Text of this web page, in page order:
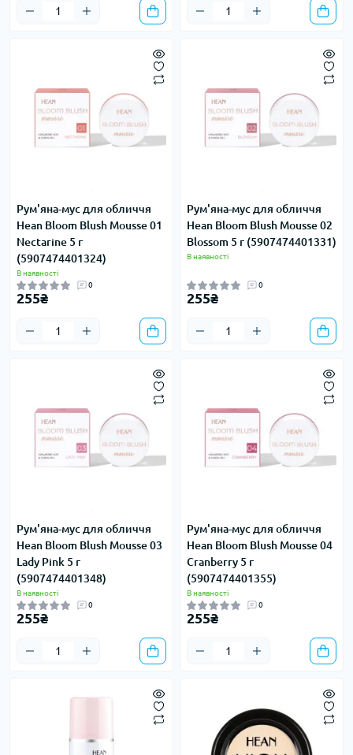
Рум'яна-мус для обличчя
Hean Bloom Blush Mousse 01
Nectarine 5 г
(5907474401324)
В наявності
0
255₴
Рум'яна-мус для обличчя
Hean Bloom Blush Mousse 02
Blossom 5 г (5907474401331)
В наявності
0
255₴
Рум'яна-мус для обличчя
Hean Bloom Blush Mousse 03
Lady Pink 5 г
(5907474401348)
В наявності
0
255₴
Рум'яна-мус для обличчя
Hean Bloom Blush Mousse 04
Cranberry 5 г
(5907474401355)
В наявності
0
255₴